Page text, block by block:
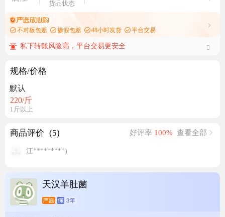
货品状态
不对板包赔 掺假包赔 48小时发货 平台交易
私下转账风险高，平台交易更安全
规格/价格
默认
220/斤
1斤以上
商品评价 (5) 好评率 100% 查看全部
江*********)
天汉羊肚菌